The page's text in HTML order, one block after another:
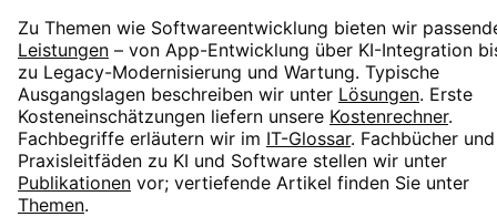
Zu Themen wie Softwareentwicklung bieten wir
Leistungen – von App-Entwicklung über KI-Integration
zu Legacy-Modernisierung und Wartung. Typische
Ausgangslagen beschreiben wir unter Lösungen. Erste
Kosteneinschätzungen liefern unsere Kostenrechner.
Fachbegriffe erläutern wir im IT-Glossar. Fachbücher und
Praxisleitfäden zu KI und Software stellen wir unter
Publikationen vor; vertiefende Artikel finden Sie unter
Themen.